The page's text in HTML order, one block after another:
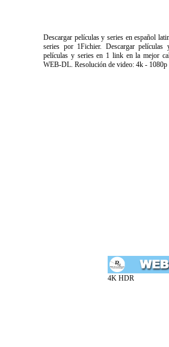
Descargar películas y series en español
series por 1Fichier. Descargar
películas y series en 1 link en la mejor
WEB-DL. Resolución de video: 4k - 1080p